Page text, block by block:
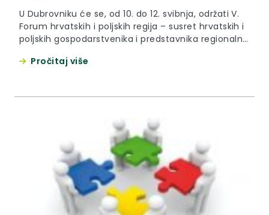
U Dubrovniku će se, od 10. do 12. svibnja, održati V.
Forum hrvatskih i poljskih regija – susret hrvatskih i
poljskih gospodarstvenika i predstavnika regionalne
Pročitaj više